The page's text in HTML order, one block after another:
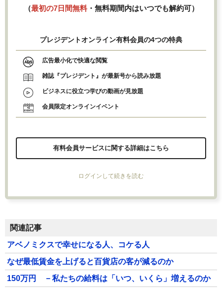
（最初の7日間無料・無料期間内はいつでも解約可）
プレジデントオンライン有料会員の4つの特典
広告最小化で快適な閲覧
雑誌『プレジデント』が最新号から読み放題
ビジネスに役立つ学びの動画が見放題
会員限定オンラインイベント
有料会員サービスに関する詳細はこちら
ログインして続きを読む
関連記事
アベノミクスで幸せになる人、コケる人
なぜ最低賃金を上げると百貨店の客が減るのか
150万円 －私たちの給料は「いつ、いくら」増えるのか